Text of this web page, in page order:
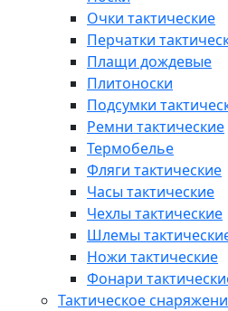
Очки тактические
Перчатки
Плащи дождевые
Плитоноски
Подсумки
Ремни тактические
Термобелье
Фляги тактические
Часы тактические
Чехлы тактические
Шлемы
Ножи тактические
Фонари
Тактическое